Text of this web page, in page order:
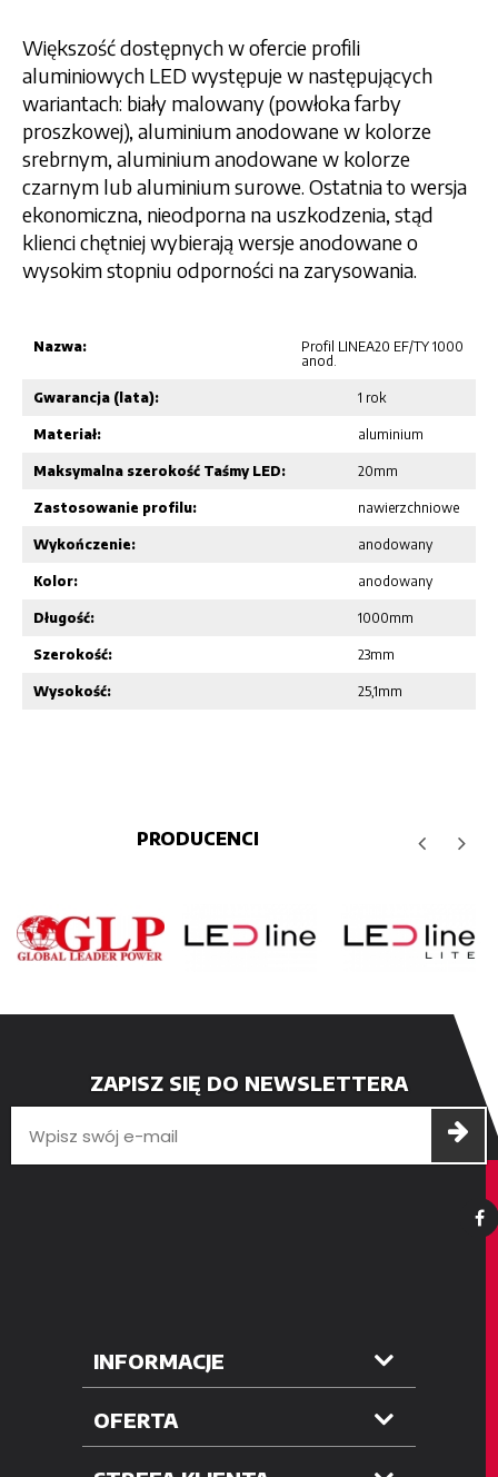
Większość dostępnych w ofercie profili
aluminiowych LED występuje w następujących
wariantach: biały malowany (powłoka farby
proszkowej), aluminium anodowane w kolorze
srebrnym, aluminium anodowane w kolorze
czarnym lub aluminium surowe. Ostatnia to wersja
ekonomiczna, nieodporna na uszkodzenia, stąd
klienci chętniej wybierają wersje anodowane o
wysokim stopniu odporności na zarysowania.
Nazwa:
Profil LINEA20 EF/TY 1000
anod.
Gwarancja (lata): 1 rok
Materiał: aluminium
Maksymalna szerokość Taśmy LED: 20mm
Zastosowanie profilu: nawierzchniowe
Wykończenie: anodowany
Kolor: anodowany
Długość: 1000mm
Szerokość: 23mm
Wysokość: 25,1mm
PRODUCENCI
ZAPISZ SIĘ DO NEWSLETTERA
INFORMACJE
OFERTA